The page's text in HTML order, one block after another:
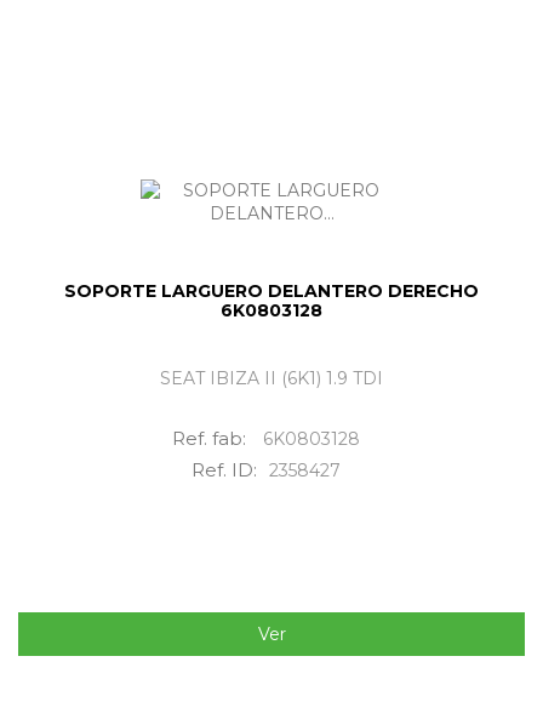
SOPORTE LARGUERO DELANTERO DERECHO
6K0803128
SEAT IBIZA II (6K1) 1.9 TDI
Ref. fab: 6K0803128
Ref. ID: 2358427
Ver